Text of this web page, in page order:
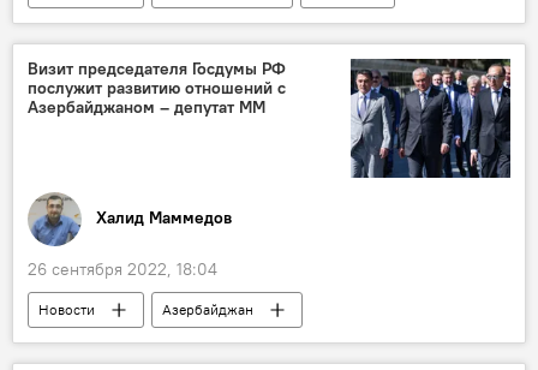
Москва
Баку стоимость
Визит председателя Госдумы РФ
послужит развитию отношений с
Азербайджаном – депутат ММ
Халид Маммедов
26 сентября 2022, 18:04
Новости
Азербайджан
Милли Меджлис